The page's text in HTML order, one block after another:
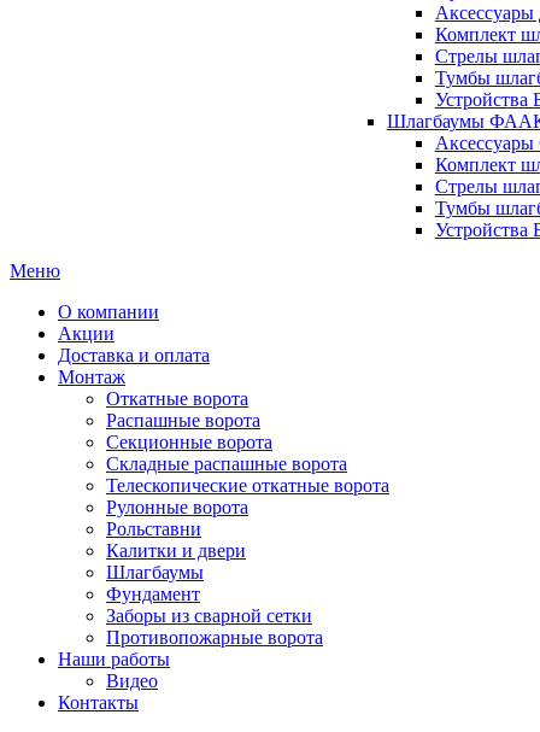
Комплект
Стрелы
Тумбы
Устройства
Шлагбаумы ФААК
Комплект
Стрелы
Тумбы
Меню
О компании
Акции
Доставка и оплата
Монтаж
Откатные ворота
Распашные ворота
Секционные ворота
Складные распашные ворота
Телескопические откатные ворота
Рулонные ворота
Рольставни
Калитки и двери
Шлагбаумы
Фундамент
Заборы из сварной сетки
Противопожарные ворота
Наши работы
Видео
Контакты